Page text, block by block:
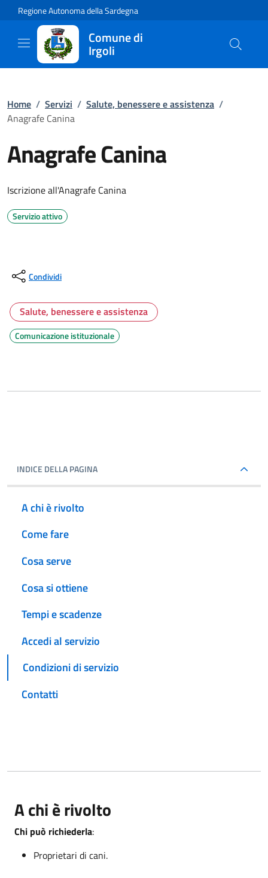
Regione Autonoma della Sardegna
Comune di
Irgoli
Home / Servizi / Salute, benessere e assistenza /
Anagrafe Canina
Anagrafe Canina
Iscrizione all'Anagrafe Canina
Servizio attivo
Condividi
Salute, benessere e assistenza
Comunicazione istituzionale
INDICE DELLA PAGINA
A chi è rivolto
Come fare
Cosa serve
Cosa si ottiene
Tempi e scadenze
Accedi al servizio
Condizioni di servizio
Contatti
A chi è rivolto
Chi può richiederla:
Proprietari di cani.